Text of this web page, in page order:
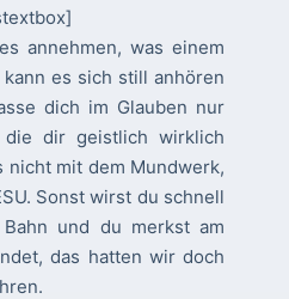
annehmen, was einem
es sich still anhören
dich im Glauben nur
die dir geistlich wirklich
nicht mit dem Mundwerk,
Sonst wirst du schnell
und du merkst am
das hatten wir doch